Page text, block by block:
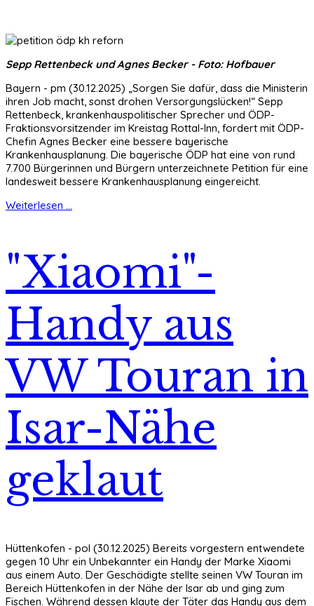
Sepp Rettenbeck und Agnes Becker - Foto: Hofbauer
Bayern - pm (30.12.2025) „Sorgen Sie dafür, dass die Ministerin
ihren Job macht, sonst drohen Versorgungslücken!“ Sepp
Rettenbeck, krankenhauspolitischer Sprecher und ÖDP-
Fraktionsvorsitzender im Kreistag Rottal-Inn, fordert mit ÖDP-
Chefin Agnes Becker eine bessere bayerische
Krankenhausplanung. Die bayerische ÖDP hat eine von rund
7.700 Bürgerinnen und Bürgern unterzeichnete Petition für eine
landesweit bessere Krankenhausplanung eingereicht.
Weiterlesen ...
"Xiaomi"-
Handy aus
VW Touran in
Isar-Nähe
geklaut
Hüttenkofen - pol (30.12.2025) Bereits vorgestern entwendete
gegen 10 Uhr ein Unbekannter ein Handy der Marke Xiaomi
aus einem Auto. Der Geschädigte stellte seinen VW Touran im
Bereich Hüttenkofen in der Nähe der Isar ab und ging zum
Fischen. Während dessen klaute der Täter das Handy aus dem